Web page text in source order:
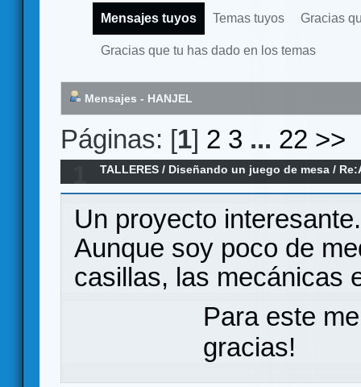
Mensajes tuyos Temas tuyos Gracias
Gracias que tu has dado en los temas
Mensajes - HANJEL
Páginas: [1] 2 3 ... 22 >>
TALLERES / Diseñando un juego de mesa /
Un proyecto
Aunque soy poco de
casillas, las mecánicas
Para este
gracias!